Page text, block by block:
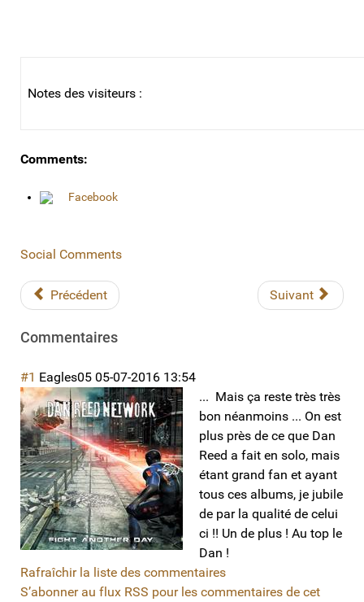
Notes des visiteurs :
Comments:
Facebook
Social Comments
Précédent Suivant
Commentaires
#1 Eagles05 05-07-2016 13:54
... Mais ça reste très très
bon néanmoins ... On est
plus près de ce que Dan
Reed a fait en solo, mais
étant grand fan et ayant
tous ces albums, je jubile
de par la qualité de celui
ci !! Un de plus ! Au top le
Dan !
Rafraîchir la liste des commentaires
S’abonner au flux RSS pour les commentaires de cet